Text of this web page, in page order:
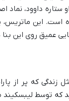
داوود، نماد
است. این
عمیق روی این
زندگی که پر از
توسط